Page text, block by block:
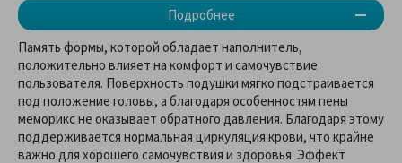
Подробнее
Память формы, которой обладает наполнитель,
положительно влияет на комфорт и самочувствие
пользователя. Поверхность подушки мягко подстраивается
под положение головы, а благодаря особенностям пены
меморикс не оказывает обратного давления. Благодаря этому
поддерживается нормальная циркуляция крови, что крайне
важно для хорошего самочувствия и здоровья. Эффект